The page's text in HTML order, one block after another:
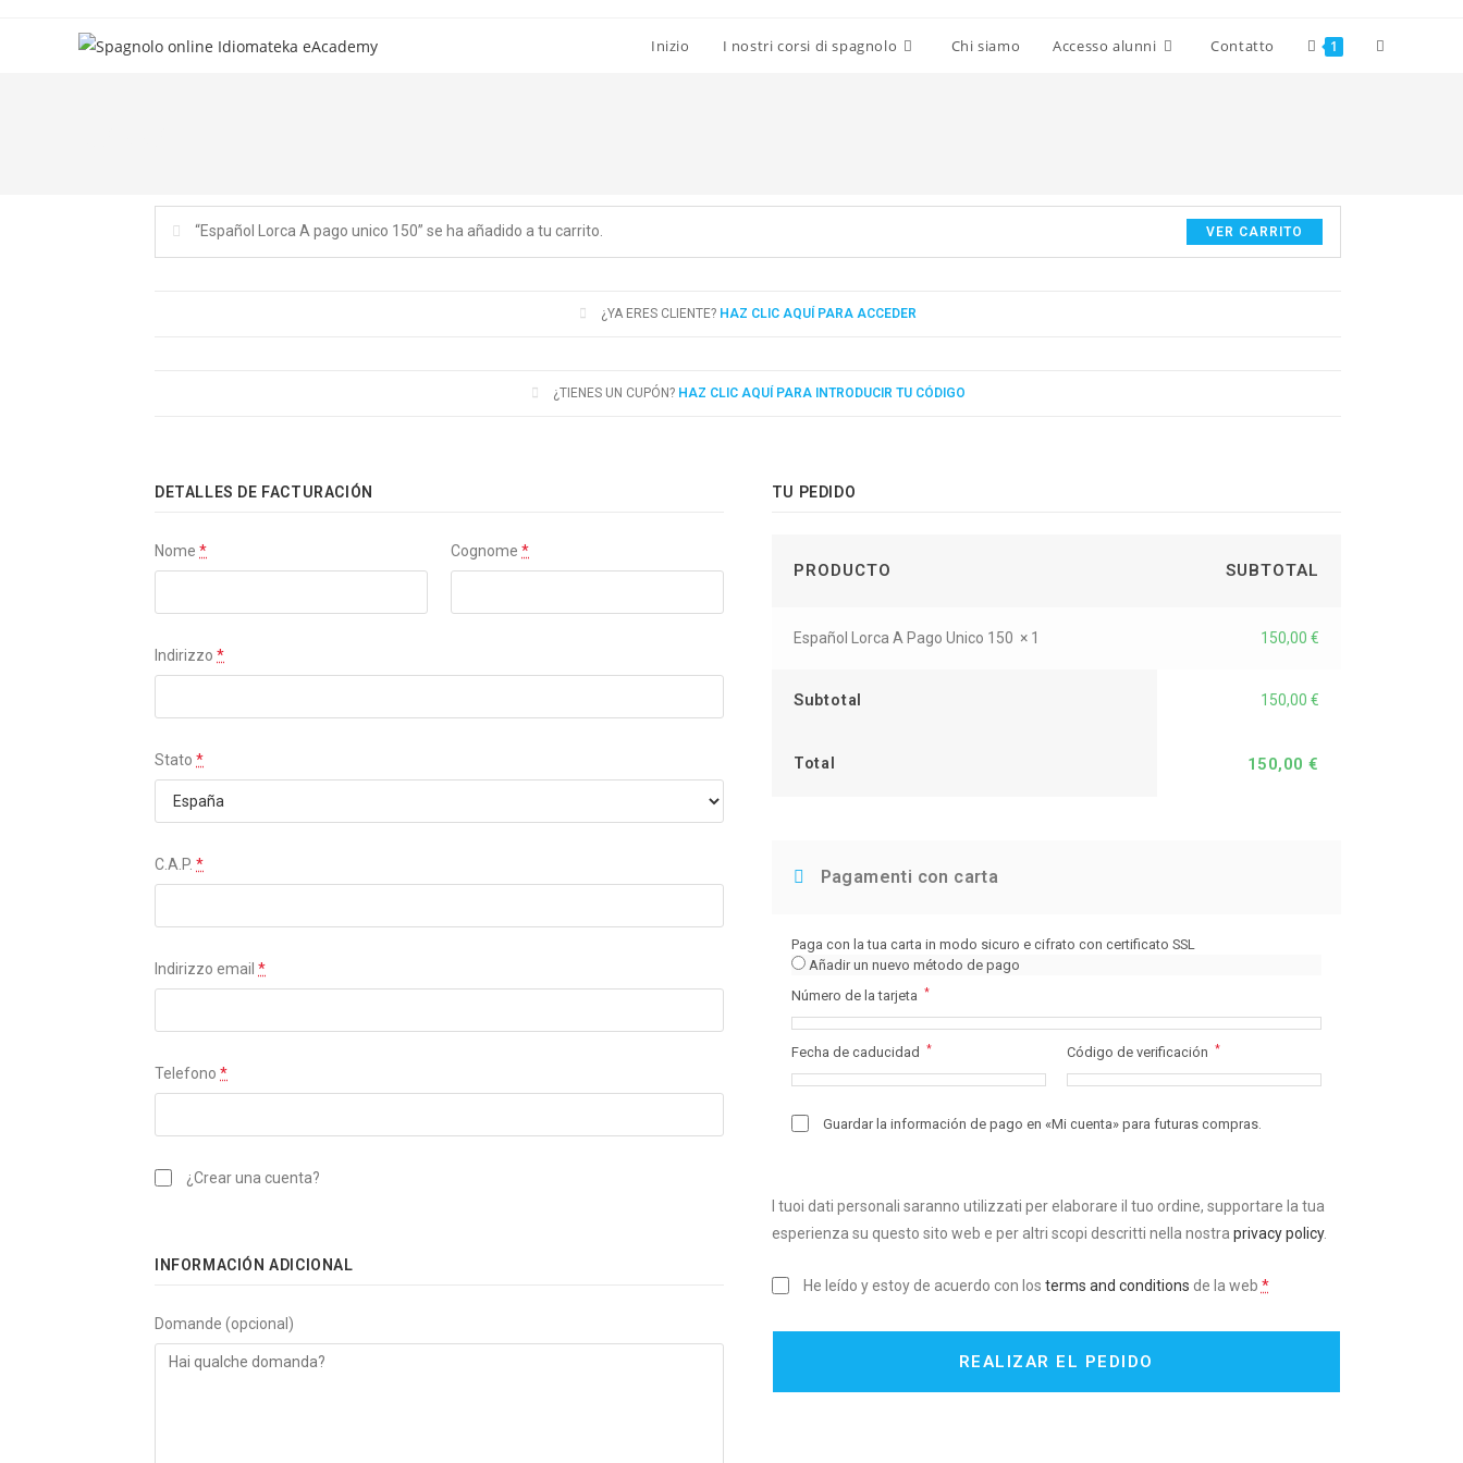
Inizio I nostri corsi di spagnolo Chi siamo Accesso alunni Contatto 1
“Español Lorca A pago unico 150” se ha añadido a tu carrito. VER CARRITO
¿YA ERES CLIENTE? HAZ CLIC AQUÍ PARA ACCEDER
¿TIENES UN CUPÓN? HAZ CLIC AQUÍ PARA INTRODUCIR TU CÓDIGO
DETALLES DE FACTURACIÓN
Nome * Cognome*
Indirizzo *
Stato *
C.A.P. *
Indirizzo email *
Telefono *
¿Crear una cuenta?
INFORMACIÓN ADICIONAL
Domande (opcional)
TU PEDIDO
PRODUCTO SUBTOTAL
Español Lorca A Pago Unico 150 × 1 150,00 €
Subtotal 150,00 €
Total 150,00€
Pagamenti con carta
Paga con la tua carta in modo sicuro e cifrato con certificato SSL
Añadir un nuevo método de pago
Número de la tarjeta
*
Fecha de caducidad * Código de verificación *
Guardar la información de pago en «Mi cuenta» para futuras compras.
I tuoi dati personali saranno utilizzati per elaborare il tuo ordine, supportare la tua
esperienza su questo sito web e per altri scopi descritti nella nostra privacy policy.
He leído y estoy de acuerdo con los terms and conditions de la web *
REALIZAR EL PEDIDO